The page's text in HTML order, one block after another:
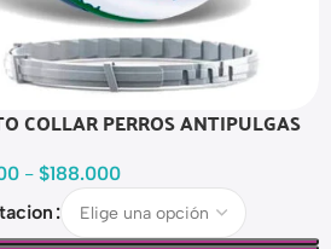
COLLAR PERROS ANTIPULGAS
- $188.000